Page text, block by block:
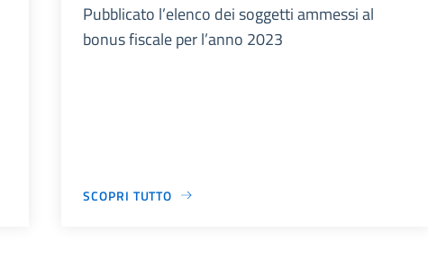
Pubblicato l’elenco dei soggetti ammessi al
bonus fiscale per l’anno 2023
SCOPRI TUTTO